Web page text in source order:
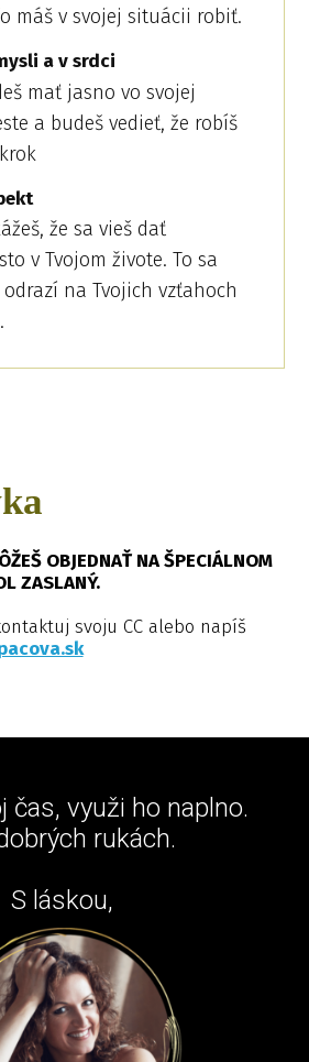
máš v svojej situácii robiť.
a v srdci
mať jasno vo svojej
a budeš vedieť, že robíš
že sa vieš dať
v Tvojom živote. To sa
odrazí na Tvojich vzťahoch
OBJEDNAŤ NA ŠPECIÁLNOM
ZASLANÝ.
svoju CC alebo napíš
čas, využi ho naplno.
rukách.
S láskou,